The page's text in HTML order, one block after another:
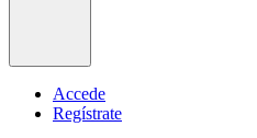
Accede
Regístrate